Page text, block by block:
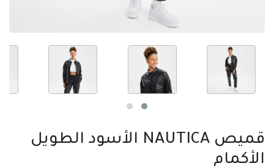
قميص NAUTICA الأسود الطويل
الأكمام